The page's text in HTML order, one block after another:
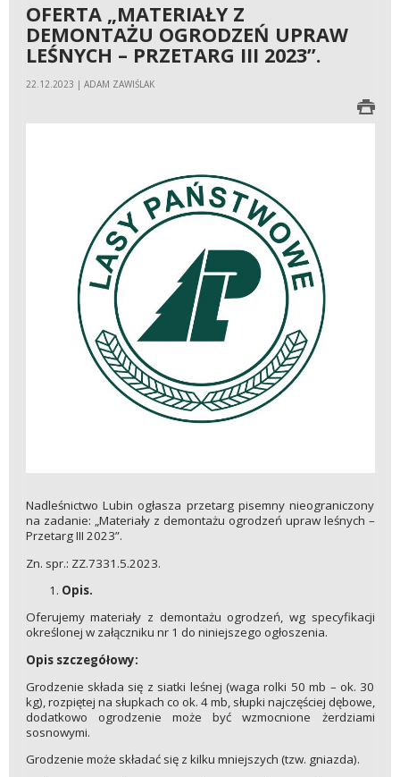
OFERTA „MATERIAŁY Z
DEMONTAŻU OGRODZEŃ UPRAW
LEŚNYCH – PRZETARG III 2023”.
22.12.2023 | ADAM ZAWIŚLAK
Nadleśnictwo Lubin ogłasza przetarg pisemny nieograniczony
na zadanie: „Materiały z demontażu ogrodzeń upraw leśnych –
Przetarg III 2023”.
Zn. spr.: ZZ.7331.5.2023.
Opis.
Oferujemy materiały z demontażu ogrodzeń, wg specyfikacji
określonej w załączniku nr 1 do niniejszego ogłoszenia.
Opis szczegółowy:
Grodzenie składa się z siatki leśnej (waga rolki 50 mb – ok. 30
kg), rozpiętej na słupkach co ok. 4 mb, słupki najczęściej dębowe,
dodatkowo ogrodzenie może być wzmocnione żerdziami
sosnowymi.
Grodzenie może składać się z kilku mniejszych (tzw. gniazda).